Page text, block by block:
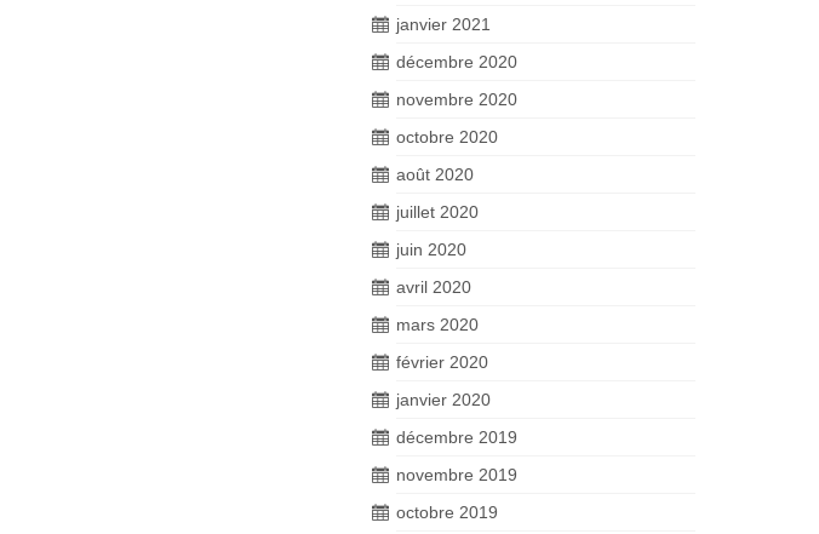
janvier 2021
décembre 2020
novembre 2020
octobre 2020
août 2020
juillet 2020
juin 2020
avril 2020
mars 2020
février 2020
janvier 2020
décembre 2019
novembre 2019
octobre 2019